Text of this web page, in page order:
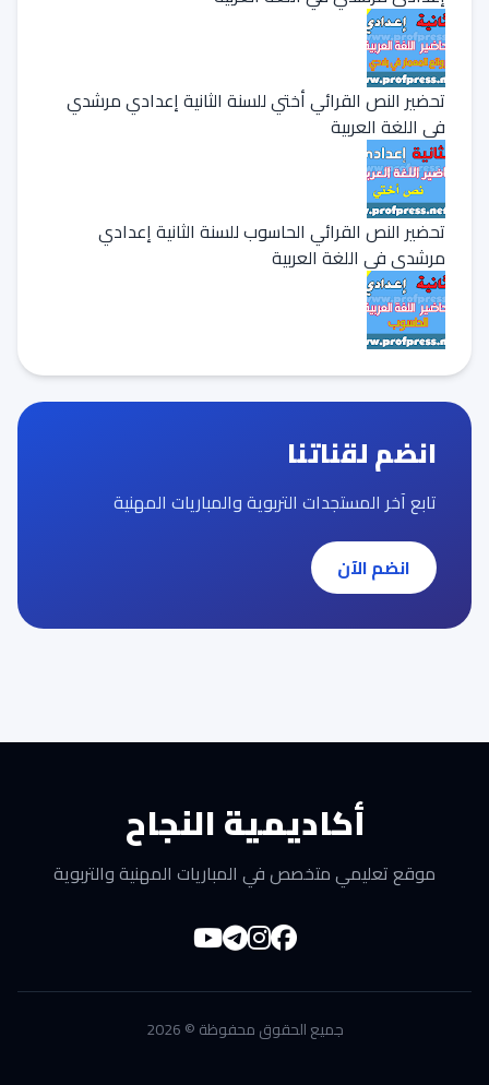
تحضير النص القرائي أختي للسنة الثانية إعدادي مرشدي
في اللغة العربية
تحضير النص القرائي الحاسوب للسنة الثانية إعدادي
مرشدي في اللغة العربية
انضم لقناتنا
تابع آخر المستجدات التربوية والمباريات المهنية
انضم الآن
أكاديمية النجاح
موقع تعليمي متخصص في المباريات المهنية والتربوية
جميع الحقوق محفوظة © 2026